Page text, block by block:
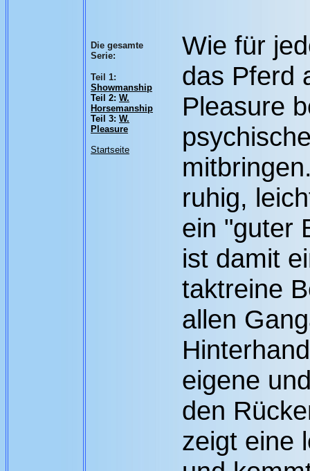
Die gesamte
Serie:
Teil 1:
Showmanship
Teil 2: W.
Horsemanship
Teil 3: W.
Pleasure
Startseite
Wie für
das Pferd
Pleasure
ruhig,
ein "guter
ist damit
taktreine
allen
eigene
den
zeigt eine